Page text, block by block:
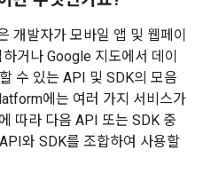
발자가 모바일 앱 및 웹페이
거나 Google 지도에서 데이
수 있는 API 및 SDK의 모음
에는 여러 가지 서비스가
따라 다음 API 또는 SDK 중
와 SDK를 조합하여 사용할